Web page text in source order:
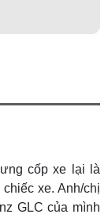
cốp xe lại là
xe. Anh/chị
GLC của mình